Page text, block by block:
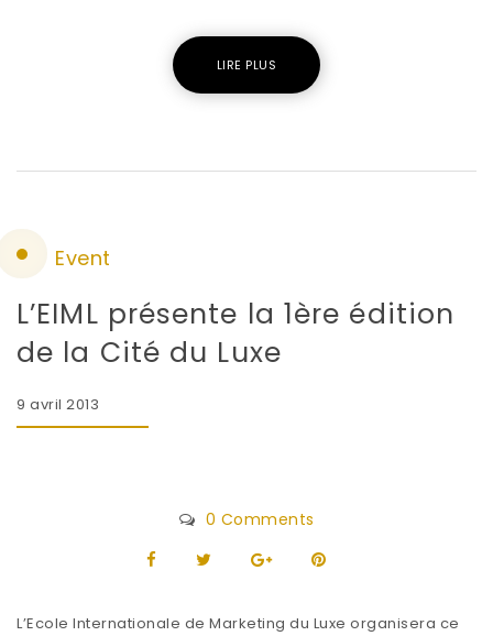
LIRE PLUS
Event
L’EIML présente la 1ère édition
de la Cité du Luxe
9 avril 2013
0 Comments
L’Ecole Internationale de Marketing du Luxe organisera ce